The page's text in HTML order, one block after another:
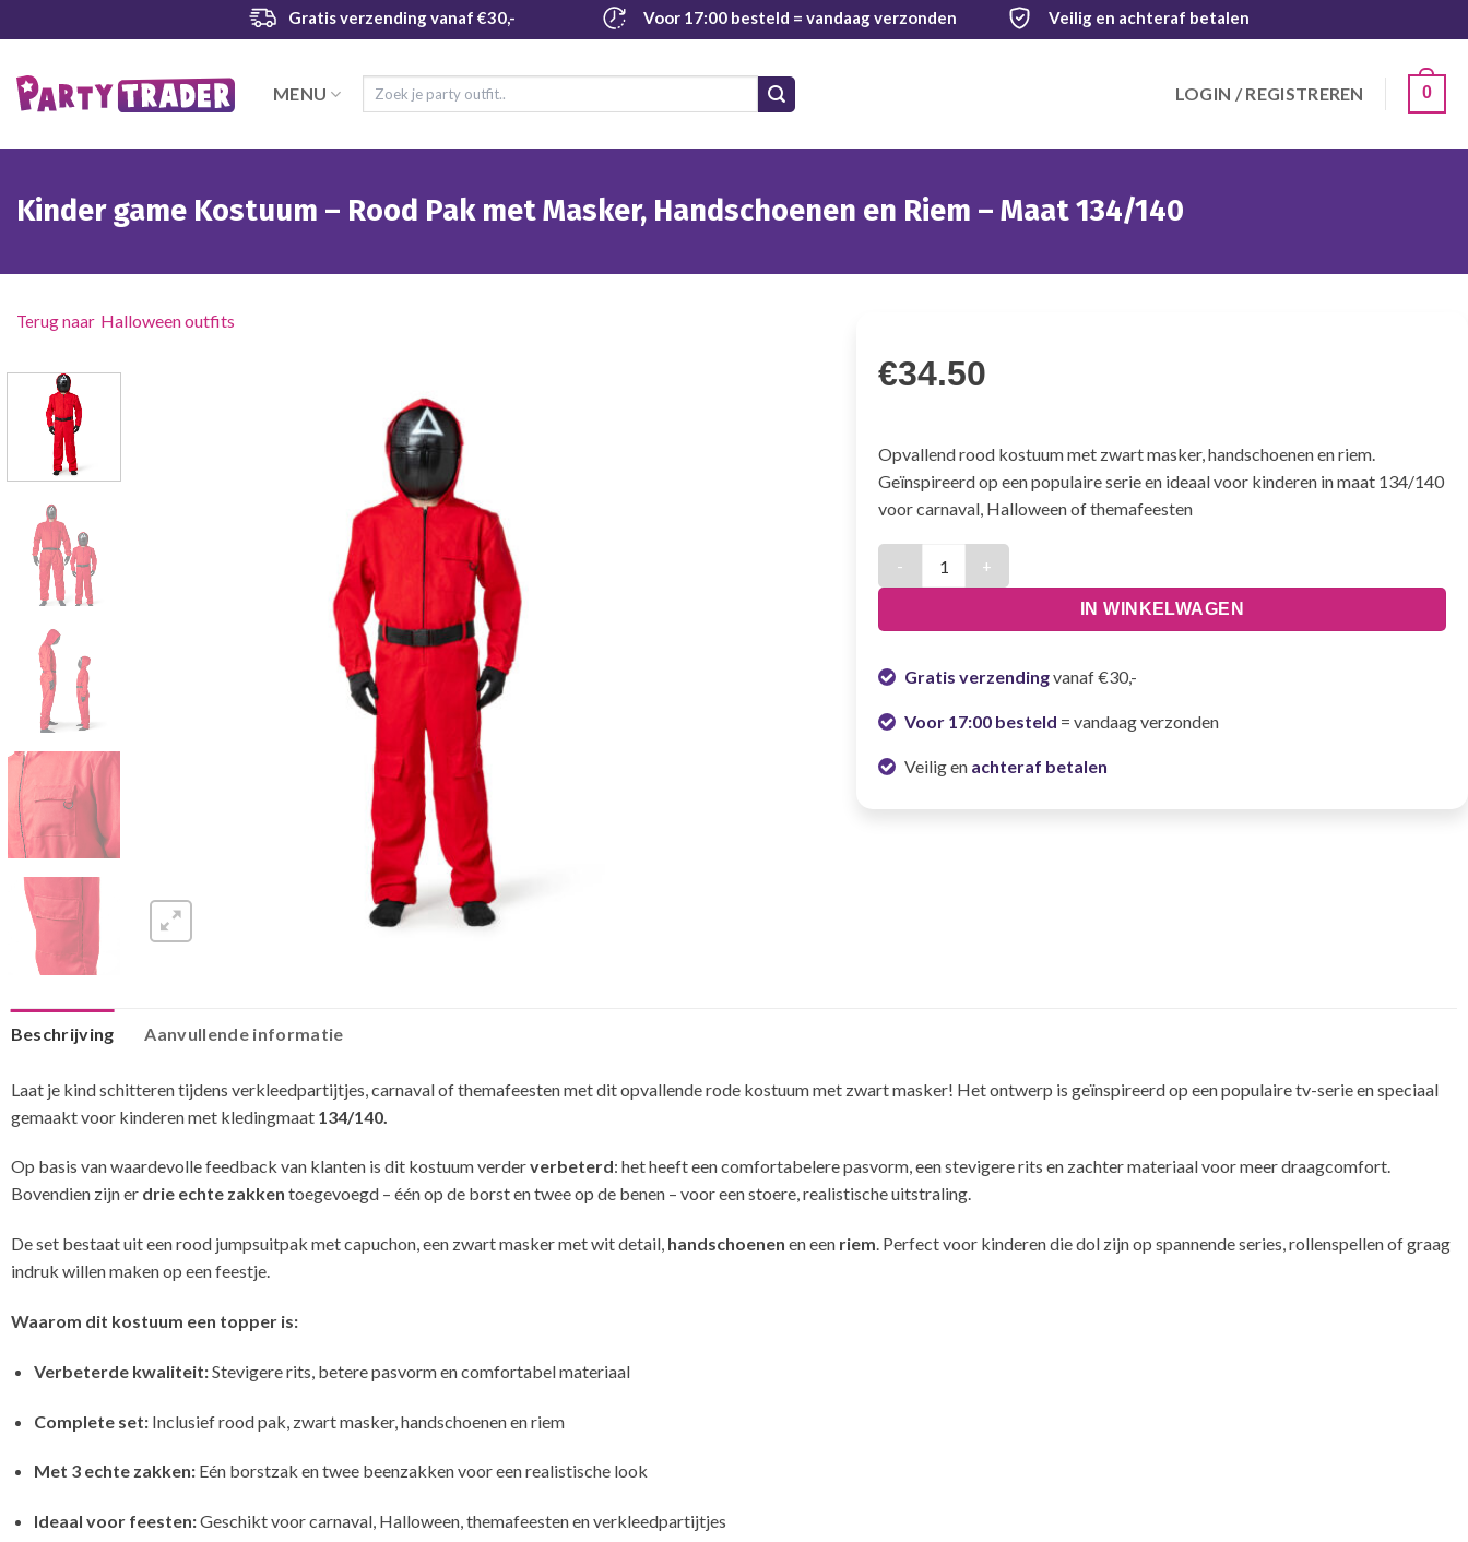
naar
Gratis verzendingvanaf €30,- Voor 17:00 besteld = vandaag verzonden Veilig en achteraf betalen
MENU
Zoeken
LOGIN / REGISTREREN 0
Kinder game Kostuum – Rood Pak met Masker, Handschoenen en Riem – Maat 134/140
Halloween outfits
€34.50
Opvallend rood kostuum met zwart masker, handschoenen en riem.
Geïnspireerd op een populaire serie en ideaal voor kinderen in maat 134/140
voor carnaval, Halloween of themafeesten
IN WINKELWAGEN
Gratis verzendingvanaf €30,-
Voor 17:00 besteld = vandaag verzonden
Veilig en achteraf betalen
Beschrijving Aanvullende informatie
Laat je kind schitteren tijdens verkleedpartijtjes, carnaval of themafeesten met dit opvallende rode kostuum met zwart masker! Het ontwerp is geïnspireerd op een populaire tv-serie en speciaal
gemaakt voor kinderen met kledingmaat 134/140.
Op basis van waardevolle feedback van klanten is dit kostuum verderverbeterd: het heeft een comfortabelere pasvorm, een stevigere rits en zachter materiaal voor meer draagcomfort.
Bovendien zijn er drie echte zakken toegevoegd – één op de borst en twee op de benen – voor een stoere, realistische uitstraling.
De set bestaat uit een rood jumpsuitpak met capuchon, een zwart masker met wit detail, handschoenen en een riem. Perfect voor kinderen die dol zijn op spannende series, rollenspellen of graag
indruk willen maken op een feestje.
Waarom dit kostuum een topper is:
Verbeterde kwaliteit:Stevigere rits, betere pasvorm en comfortabel materiaal
Complete set:Inclusief rood pak, zwart masker, handschoenen en riem
Met 3 echte zakken:Eén borstzak en twee beenzakken voor een realistische look
Ideaal voor feesten:Geschikt voor carnaval, Halloween, themafeesten en verkleedpartijtjes